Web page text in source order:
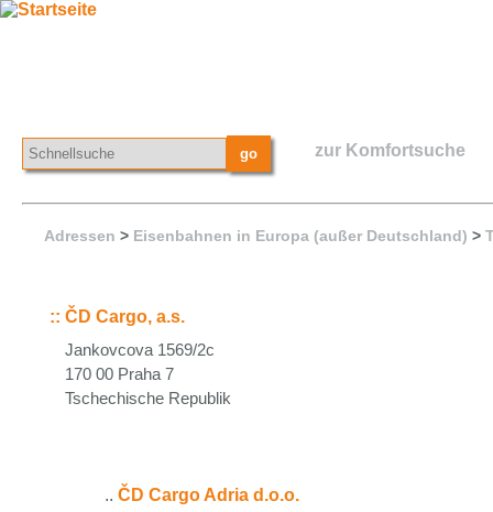
zur Komfortsuche
Adressen > Eisenbahnen in Europa (außer Deutschland) >
:: ČD Cargo, a.s.
Jankovcova 1569/2c
170 00 Praha 7
Tschechische Republik
.. ČD Cargo Adria d.o.o.